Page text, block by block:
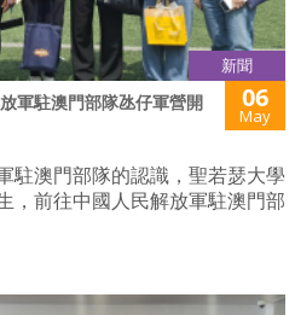
新聞
軍駐澳門部隊氹仔軍營開
06
May
駐澳門部隊的認識，聖若瑟大學
，前往中國人民解放軍駐澳門部